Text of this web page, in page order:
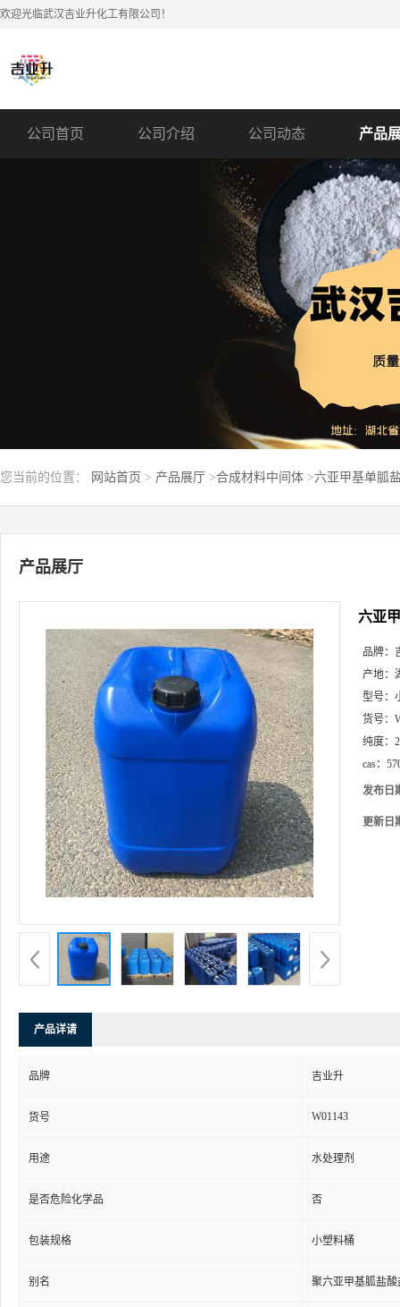
欢迎光临武汉吉业升化工有限公司！
公司首页 公司介绍 公司动态 产品
您当前的位置： 网站首页 > 产品展厅 >合成材料中间体 >六亚甲基单胍
产品展厅
六亚
品牌：
产地：
型号：
货号：
纯度：
cas：
发布日
更新日
产品详请
品牌 吉业升
货号 W01143
用途 水处理剂
是否危险化学品 否
包装规格 小塑料桶
别名 聚六亚甲基胍盐酸